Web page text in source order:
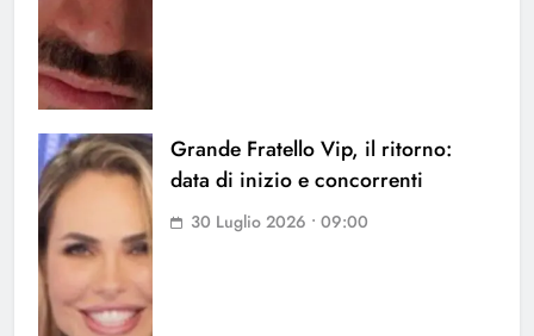
Grande Fratello Vip, il ritorno:
data di inizio e concorrenti
30 Luglio 2026 • 09:00